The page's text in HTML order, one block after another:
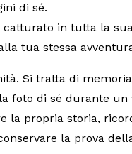
di sé.
catturato in tutta la
tua stessa
Si tratta di
foto di sé durante un
la propria storia,
la prova